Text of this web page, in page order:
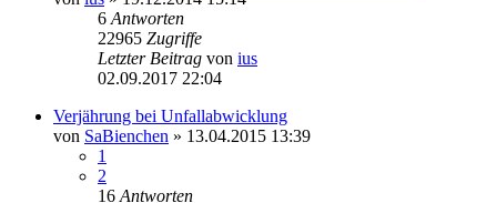
6 Antworten
22965 Zugriffe
Letzter Beitrag von ius
02.09.2017 22:04
Verjährung bei Unfallabwicklung
von SaBienchen » 13.04.2015 13:39
1
2
16 Antworten